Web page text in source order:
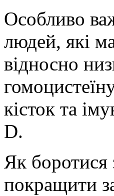
Особливо
людей, які
відносно
кісток та
D.
Як боротися
покращити